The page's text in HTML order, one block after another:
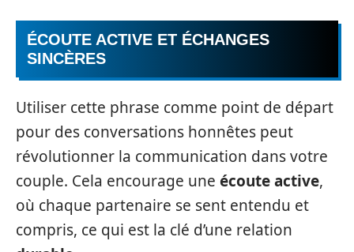
ÉCOUTE ACTIVE ET ÉCHANGES
SINCÈRES
Utiliser cette phrase comme point de départ
pour des conversations honnêtes peut
révolutionner la communication dans votre
couple. Cela encourage une écoute active,
où chaque partenaire se sent entendu et
compris, ce qui est la clé d’une relation